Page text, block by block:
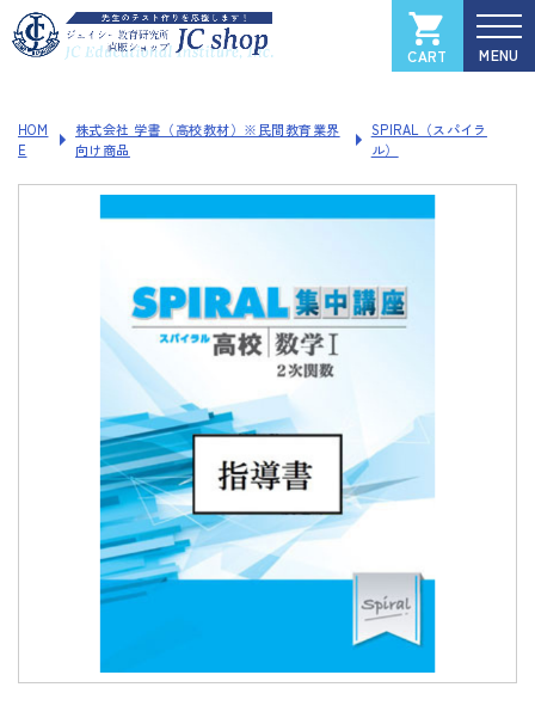
CART
全国大学入試過去問データベース
ソフトウェアご登録フォーム
製品サポートページ
よくあるご質問（FAQ）
HOM
E
株式会社 学書（高校教材）※民間教育業界
向け商品
SPIRAL（スパイラ
ル）